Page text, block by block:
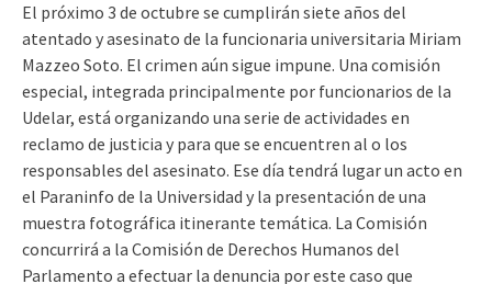
El próximo 3 de octubre se cumplirán siete años del
atentado y asesinato de la funcionaria universitaria Miriam
Mazzeo Soto. El crimen aún sigue impune. Una comisión
especial, integrada principalmente por funcionarios de la
Udelar, está organizando una serie de actividades en
reclamo de justicia y para que se encuentren al o los
responsables del asesinato. Ese día tendrá lugar un acto en
el Paraninfo de la Universidad y la presentación de una
muestra fotográfica itinerante temática. La Comisión
concurrirá a la Comisión de Derechos Humanos del
Parlamento a efectuar la denuncia por este caso que